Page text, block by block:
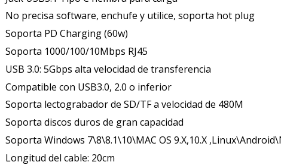
No precisa software, enchufe y utilice, soporta hot plug
Soporta PD Charging (60w)
Soporta 1000/100/10Mbps RJ45
USB 3.0: 5Gbps alta velocidad de transferencia
Compatible con USB3.0, 2.0 o inferior
Soporta lectograbador de SD/TF a velocidad de 480M
Soporta discos duros de gran capacidad
Soporta Windows 7\8\8.1\10\MAC OS 9.X,10.X
Longitud del cable: 20cm